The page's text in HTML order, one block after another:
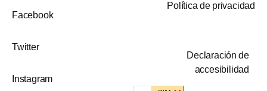
Facebook
Twitter
Instagram
Política de privacidad
Declaración de
accesibilidad